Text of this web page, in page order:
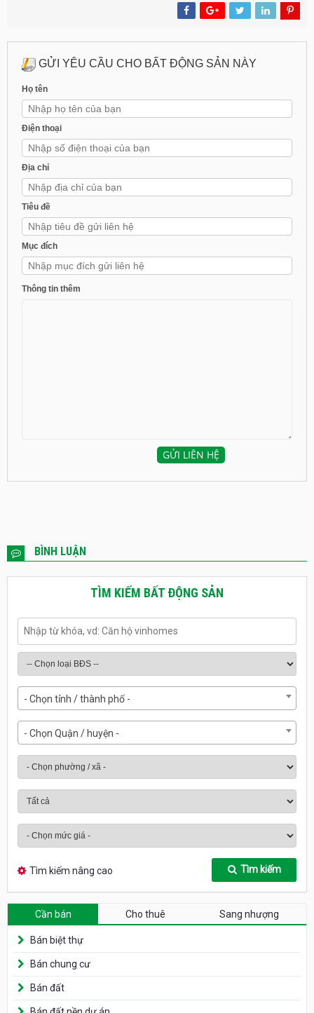
GỬI YÊU CẦU CHO BẤT ĐỘNG SẢN NÀY
Họ tên
Điện thoại
Địa chỉ
Tiêu đề
Mục đích
Thông tin thêm
BÌNH LUẬN
TÌM KIẾM BẤT ĐỘNG SẢN
- Chọn tỉnh / thành phố -
- Chọn Quận / huyện -
Tìm kiếm nâng cao Tìm kiếm
Cần bán Cho thuê Sang nhượng
Bán biệt thự
Bán chung cư
Bán đất